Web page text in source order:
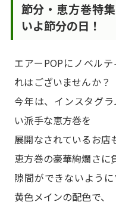
節分・恵方巻特
いよ節分の日！
エアーPOPにノベル
れはございませんか？
今年は、インスタグ
い派手な恵方巻を
展開なされているお店
恵方巻の豪華絢爛さに
隙間ができないよう
黄色メインの配色で、